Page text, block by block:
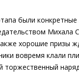
были
Михала
хорошие призы
вовремя клали
торжественный